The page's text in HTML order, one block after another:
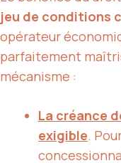
jeu de conditions
opérateur
parfaitement
mécanisme :
La créance
exigible.